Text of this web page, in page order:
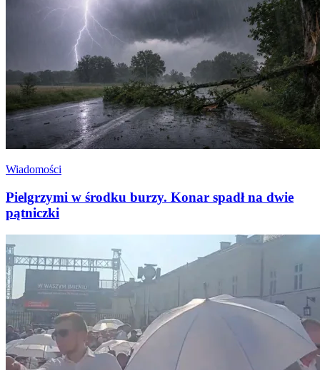
Wiadomości
Pielgrzymi w środku burzy. Konar spadł na dwie
pątniczki